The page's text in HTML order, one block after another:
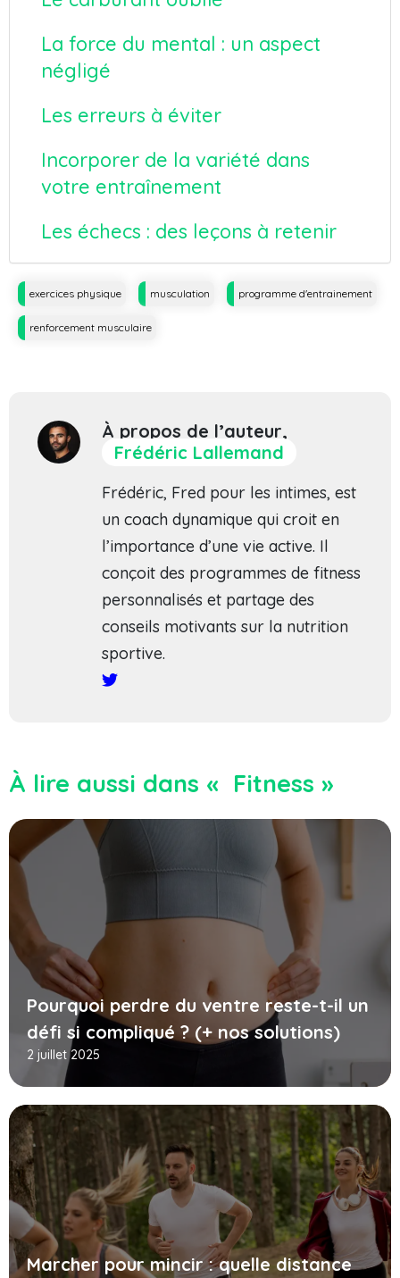
La force du mental : un aspect
négligé
Les erreurs à éviter
Incorporer de la variété dans
votre entraînement
Les échecs : des leçons à retenir
Tagsexercices physique musculation programme d'entrainement
renforcement musculaire
À propos de l’auteur,
Frédéric Lallemand
Frédéric, Fred pour les intimes, est
un coach dynamique qui croit en
l’importance d’une vie active. Il
conçoit des programmes de fitness
personnalisés et partage des
conseils motivants sur la nutrition
sportive.
À lire aussi dans « Fitness »
Pourquoi perdre du ventre reste-t-il un
défi si compliqué ? (+ nos solutions)
2 juillet 2025
Marcher pour mincir : quelle distance